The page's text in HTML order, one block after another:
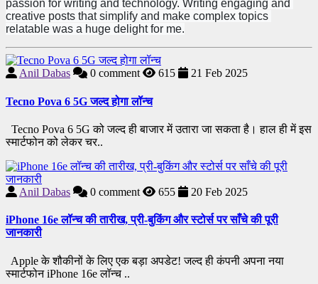
passion for writing and technology. Writing engaging and
creative posts that simplify and make complex topics
relatable was a huge delight for me.
Anil Dabas 0 comment 615 21 Feb 2025
Tecno Pova 6 5G जल्द होगा लॉन्च
Tecno Pova 6 5G को जल्द ही बाजार में उतारा जा सकता है। हाल ही में इस
स्मार्टफोन को लेकर चर..
Anil Dabas 0 comment 655 20 Feb 2025
iPhone 16e लॉन्च की तारीख, प्री-बुकिंग और स्टोर्स पर साँचे की पूरी
जानकारी
Apple के शौकीनों के लिए एक बड़ा अपडेट! जल्द ही कंपनी अपना नया
स्मार्टफोन iPhone 16e लॉन्च ..